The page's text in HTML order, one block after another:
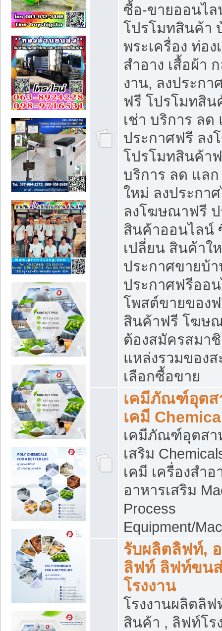
ซื้อ-ขายออนไล
โปรโมทสินค้า
พระเครื่อง ท่อง
สำอาง เสื้อผ้า
งาน, ลงประก
ฟรี โปรโมทสิ
เช่า บริการ ลด
ประกาศฟรี ล
โปรโมทสินค้า
บริการ ลด แล
ใหม่ ลงประกา
ลงโฆษณาฟรี
สินค้าออนไลน์
เปลี่ยน สินค้าใ
ประกาศขายบ้
ประกาศฟรีออ
โพสต์ขายของ
สินค้าฟรี โฆษ
ต้องสมัครสมา
แหล่งรวมของ
เลือกซื้อขาย
เคมีภัณฑ์อุตส
เคมี
เคมีภัณฑ์อุตสา
เสริม
เคมี เครื่องสำ
อาหารเสริม
Process
Equipment/
รับผลิตลิฟท์,
ลิฟท์ ลิฟท์ขน
โรงงาน
โรงงานผลิตลิ
สินค้า , ลิฟท์โร